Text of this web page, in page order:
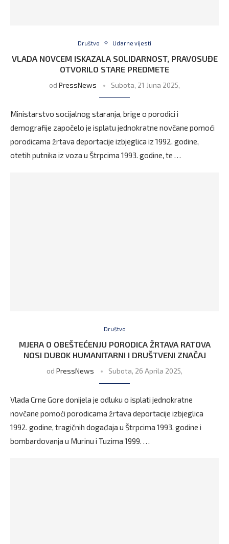
Društvo Udarne vijesti
VLADA NOVCEM ISKAZALA SOLIDARNOST, PRAVOSUĐE
OTVORILO STARE PREDMETE
od PressNews Subota, 21 Juna 2025,
Ministarstvo socijalnog staranja, brige o porodici i
demografije započelo je isplatu jednokratne novčane pomoći
porodicama žrtava deportacije izbjeglica iz 1992. godine,
otetih putnika iz voza u Štrpcima 1993. godine, te …
Društvo
MJERA O OBEŠTEĆENJU PORODICA ŽRTAVA RATOVA
NOSI DUBOK HUMANITARNI I DRUŠTVENI ZNAČAJ
od PressNews Subota, 26 Aprila 2025,
Vlada Crne Gore donijela je odluku o isplati jednokratne
novčane pomoći porodicama žrtava deportacije izbjeglica
1992. godine, tragičnih događaja u Štrpcima 1993. godine i
bombardovanja u Murinu i Tuzima 1999. …